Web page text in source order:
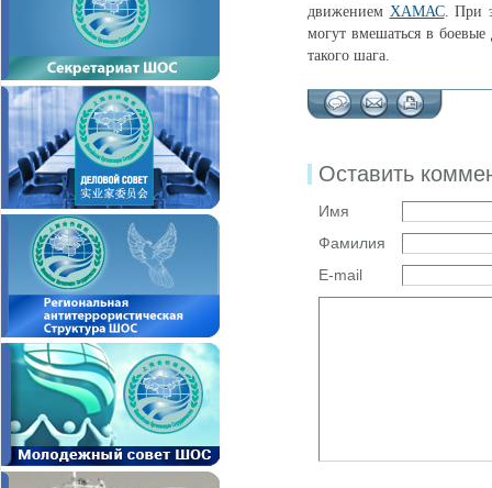
движением ХАМАС. При
могут вмешаться в боевые
такого шага.
Оставить
Имя
Фамилия
E-mail